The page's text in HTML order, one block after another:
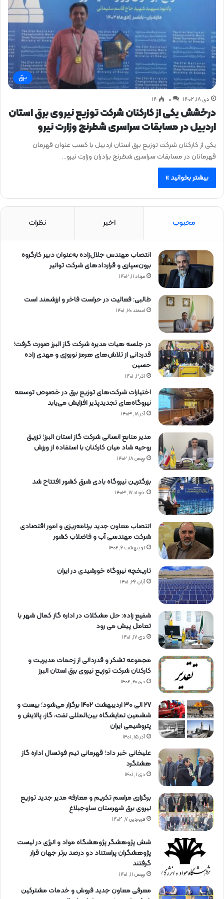
برق
دی ۱۸, ۱۴۰۲ 0 ۱۴
درخشش یکی از کارکنان شرکت توزیع نیروی برق استان
اردبیل در مسابقات سراسری شطرنج وزارت نیرو
یکی از کارکنان شرکت توزیع برق استان اردبیل با کسب عنوان قهرمان
قهرمانان در مسابقات سراسری شطرنج برادران وزارت نیرو…
بیشتر بخوانید »
محبوب اخیر نظرات
انتصاب مهندس جلال‌زاده به‌عنوان دبیر كارگروه
برون‌سپاری و قراردادهای شركت توانیر
مرداد ۱۱, ۱۴۰۲
طالبی: فعالیت در حراست فاخر و ارزشمند است
اسفند ۲۰, ۱۴۰۱
در جلسه هیات مدیره شرکت گاز البرز صورت گرفت؛
قدردانی از تلاش‌های هرمز نوروزی و مهدی زاده
حسین
آذر ۲, ۱۴۰۱
اختیارات شرکت‌های توزیع برق در خصوص توسعه
نیروگاه‌های تجدیدپذیر افزایش می‌یابد
آذر ۱۸, ۱۴۰۳
مدیر منابع انسانی شرکت گاز استان البرز؛ تزریق
روحیه شاد میان کارکنان با استفاده از ورزش
بهمن ۱۸, ۱۴۰۲
بزرگترین نیروگاه بادی شرق کشور افتتاح شد
خرداد ۱۷, ۱۴۰۳
انتصاب معاون جدید برنامه‌ریزی و امور اقتصادی
شرکت مهندسی آب و فاضلاب کشور
اردیبهشت ۶, ۱۴۰۲
تاریخچه نیروگاه خورشیدی در ایران
آبان ۲۶, ۱۴۰۱
شفیع زاده: حل مشکلات در اداره گاز کمال شهر با
تعامل پیش می رود
دی ۱۷, ۱۴۰۱
مجموعه تشکر و قدردانی از زحمات مدیریت و
کارکنان شرکت توزیع نیروی برق استان البرز
دی ۲۰, ۱۴۰۲
27 الی 30 اردیبهشت 1402 برگزار می‌شود؛ بیست و
ششمین نمایشگاه بین‌المللی نفت، گاز، پالایش و
پتروشیمی ایران
آذر ۱۵, ۱۴۰۱
علیخانی خبر داد؛ قهرمانی تیم فوتسال اداره گاز
هشتگرد
دی ۱, ۱۴۰۱
برگزاری مراسم تكریم و معارفه مدیر جدید توزیع
نیروی برق شهرستان ساوجبلاغ
فروردین ۷, ۱۴۰۴
شش پژوهشگر پژوهشگاه مواد و انرژی در لیست
پژوهشگران پراستناد دو درصد برتر جهان قرار
گرفتند
بهمن ۱۱, ۱۴۰۱
معرفی معاون جدید فروش و خدمات مشتركین